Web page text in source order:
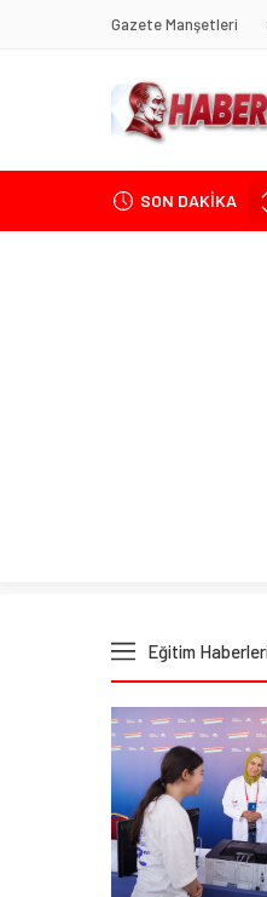
Gazete Manşetleri
SON DAKİKA
Eğitim